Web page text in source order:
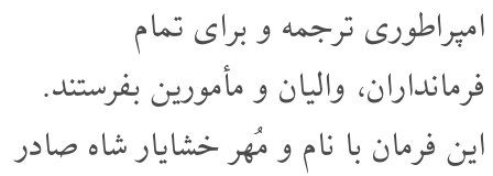
امپراطوری ترجمه و برای تمام
فرمانداران، والیان و مأمورین بفرستند.
این فرمان با نام و مُهر خشایار شاه صادر